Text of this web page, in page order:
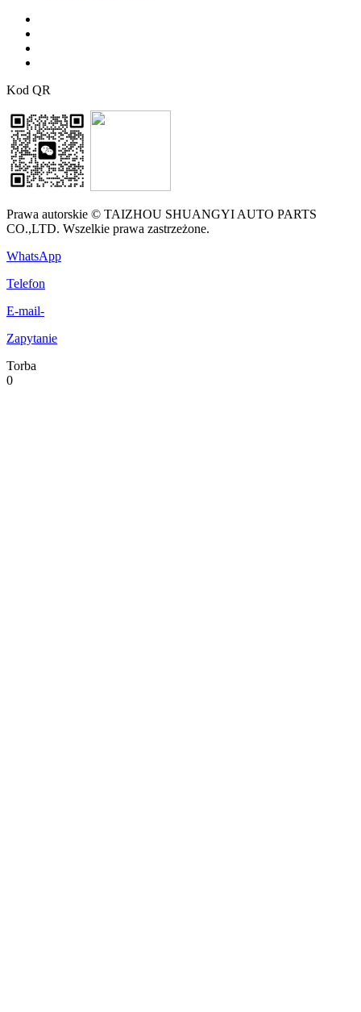
Kod QR
Prawa autorskie © TAIZHOU SHUANGYI AUTO PARTS
CO.,LTD. Wszelkie prawa zastrzeżone.
WhatsApp
Telefon
E-mail-
Zapytanie
Torba
0